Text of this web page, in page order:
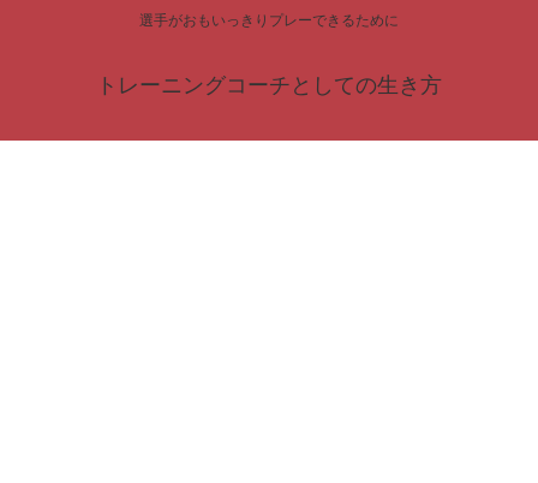
選手がおもいっきりプレーできるために
トレーニングコーチとしての生き方